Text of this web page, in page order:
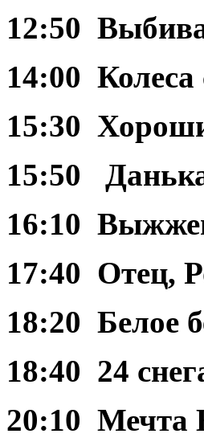
12:50
14:00
15:30
15:50
16:10
17:40 Отец,
18:20 Белое
18:40 24
20:10 Мечта